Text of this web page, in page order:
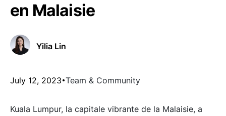
en Malaisie
Yilia Lin
July 12, 2023 Team & Community
Kuala Lumpur, la capitale vibrante de la Malaisie, a